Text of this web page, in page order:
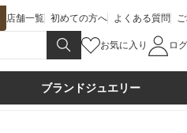
店舗一覧 初めての方へ よくある質問
お気に入り ロ
ブランドジュエリー